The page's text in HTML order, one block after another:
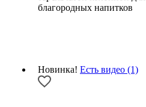
благородных напитков
Новинка! Есть видео (1)